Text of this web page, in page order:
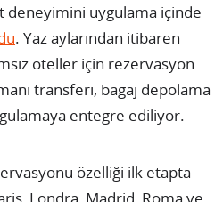
deneyimini uygulama içinde
. Yaz aylarından itibaren
oteller için rezervasyon
transferi, bagaj depolama
entegre ediliyor.
özelliği ilk etapta
Londra, Madrid, Roma ve